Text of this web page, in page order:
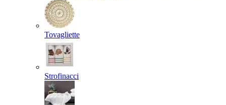
Tovagliette
Strofinacci